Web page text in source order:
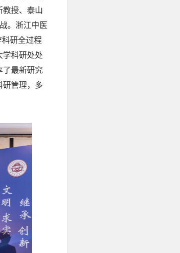
教授、泰山
。浙江中医
研全过程
学科研处处
了最新研究
研管理，多